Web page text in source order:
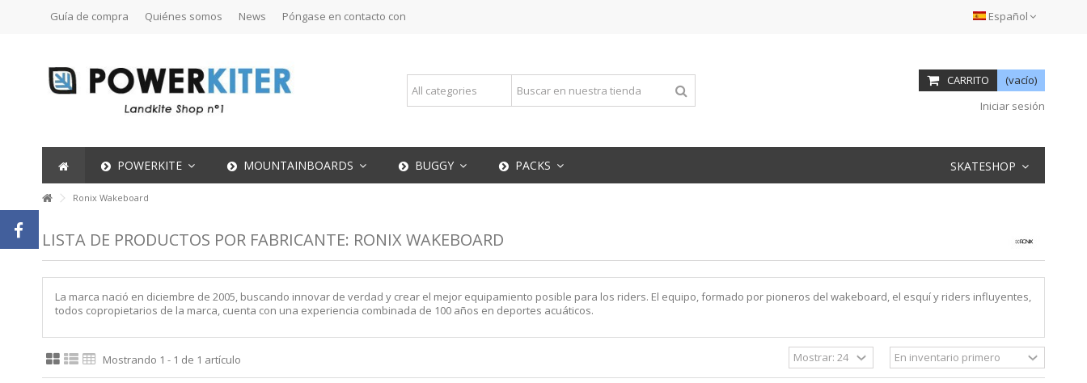
Español
Guía de compra Quiénes somos News Póngase en contacto con
CARRITO
(vacío)
Iniciar sesión
POWERKITE MOUNTAINBOARDS BUGGY PACKS SKATESHOP
Ronix Wakeboard
LISTA DE PRODUCTOS POR FABRICANTE: RONIX WAKEBOARD
La marca nació en diciembre de 2005, buscando innovar de verdad y crear el mejor equipamiento posible para los riders. El equipo, formado por pioneros del wakeboard, el esquí y riders influyentes,
todos copropietarios de la marca, cuenta con una experiencia combinada de 100 años en deportes acuáticos.
Mostrando 1 - 1 de 1 artículo